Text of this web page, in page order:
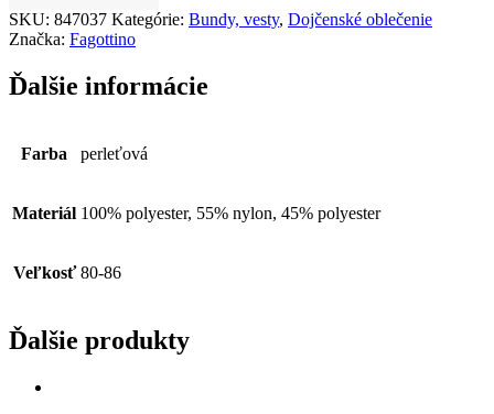
SKU: 847037 Kategórie: Bundy, vesty, Dojčenské oblečenie
Značka: Fagottino
Ďalšie informácie
Farba perleťová
Materiál 100% polyester, 55% nylon, 45% polyester
Veľkosť 80-86
Ďalšie produkty